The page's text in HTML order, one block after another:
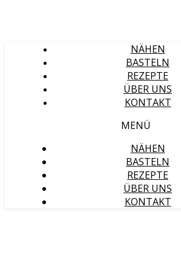
NÄHEN
BASTELN
REZEPTE
ÜBER UNS
KONTAKT
MENÜ
NÄHEN
BASTELN
REZEPTE
ÜBER UNS
KONTAKT